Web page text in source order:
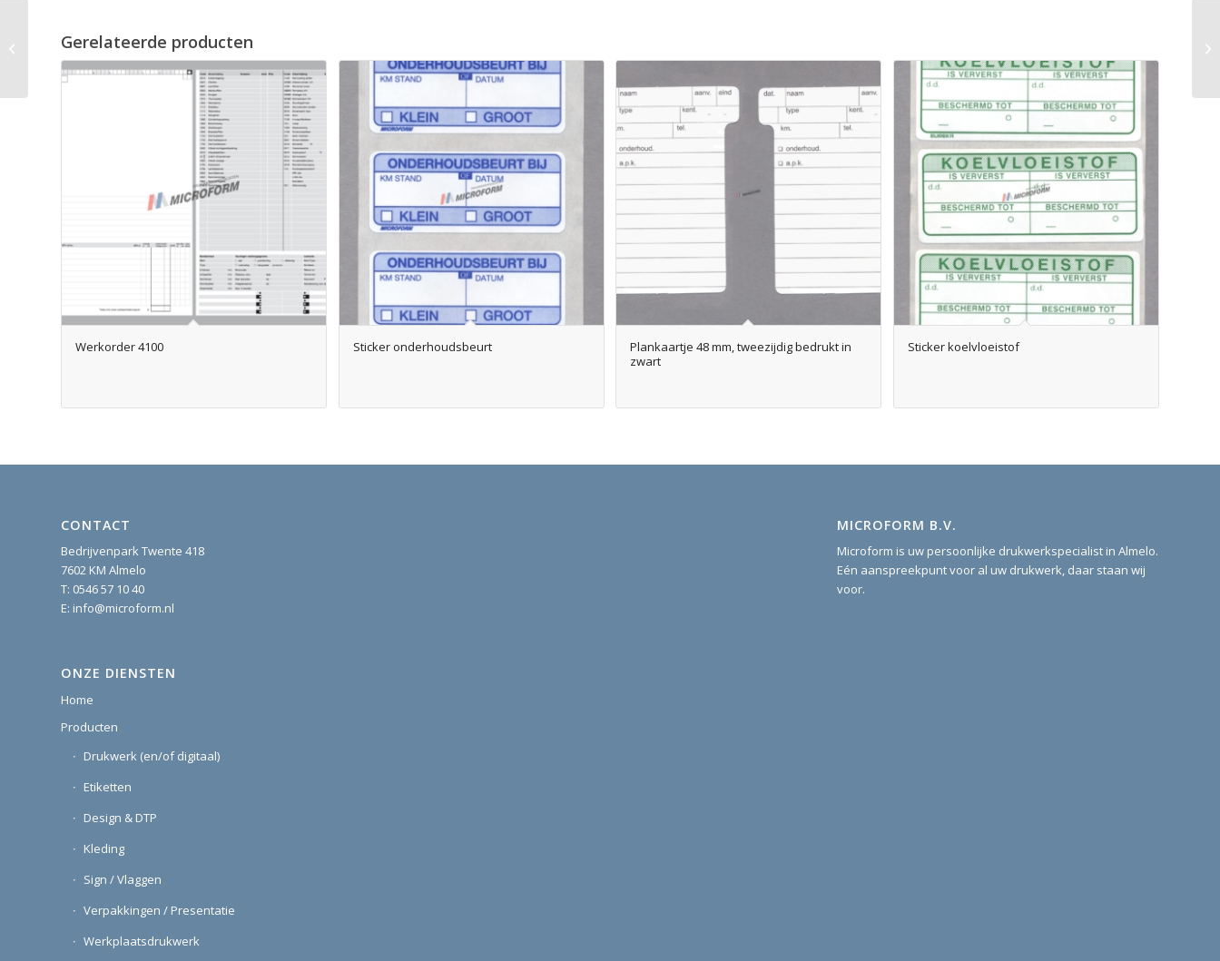
Gerelateerde producten
Werkorder 4100 Sticker onderhoudsbeurt
Plankaartje 48 mm, tweezijdig bedrukt in
zwart
Sticker koelvloeistof
CONTACT
Bedrijvenpark Twente 418
7602 KM Almelo
T: 0546 57 10 40
E: info@microform.nl
ONZE DIENSTEN
Home
Producten
Drukwerk (en/of digitaal)
Etiketten
Design & DTP
Kleding
Sign / Vlaggen
Verpakkingen / Presentatie
Werkplaatsdrukwerk
MICROFORM B.V.
Microform is uw persoonlijke drukwerkspecialist in Almelo.
Eén aanspreekpunt voor al uw drukwerk, daar staan wij
voor.
Werkorder Citroën